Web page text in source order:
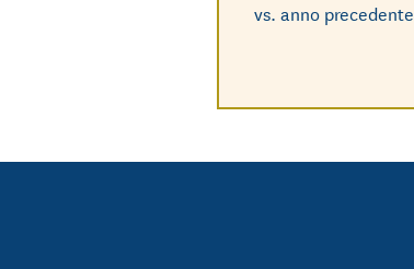
vs. anno precedente